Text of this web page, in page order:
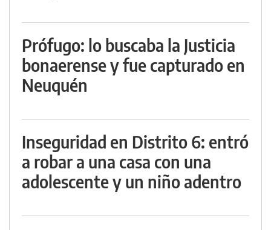
Prófugo: lo buscaba la Justicia
bonaerense y fue capturado en
Neuquén
Inseguridad en Distrito 6: entró
a robar a una casa con una
adolescente y un niño adentro